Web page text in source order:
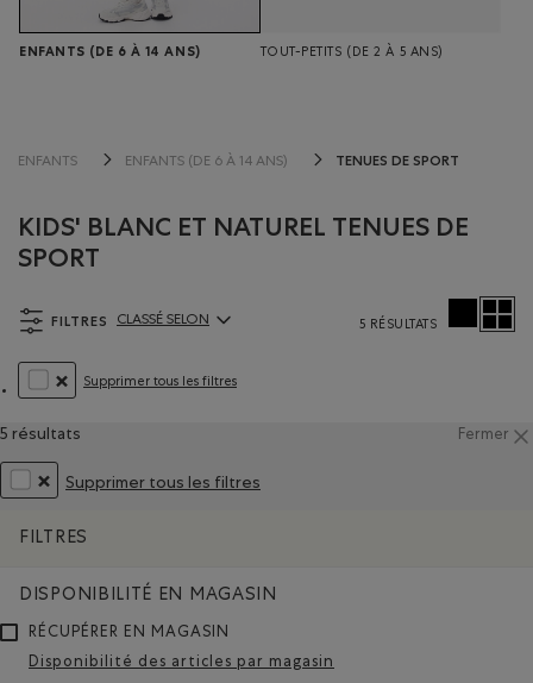
ENFANTS (DE 6 À 14 ANS) TOUT-PETITS (DE 2 À 5 ANS)
ENFANTS ENFANTS (DE 6 À 14 ANS) TENUES DE SPORT
KIDS' BLANC ET NATUREL TENUES DE
SPORT
FILTRES
Supprimer tous les filtres
ClassÃ© selon Articles:
CLASSÉ SELON 5 RÉSULTATS
5 résultats Fermer
Supprimer tous les filtres
FILTRES
DISPONIBILITÉ EN MAGASIN
RÉCUPÉRER EN MAGASIN
Disponibilité des articles par magasin